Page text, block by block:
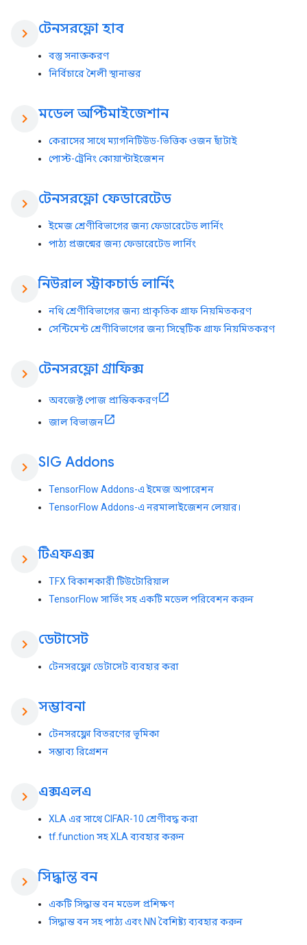
chevron_right টেনসরফ্লো হাব
বস্তু সনাক্তকরণ
নির্বিচারে শৈলী স্থানান্তর
chevron_right মডেল অপ্টিমাইজেশান
কেরাসের সাথে ম্যাগনিটিউড-ভিত্তিক ওজন ছাঁটাই
পোস্ট-ট্রেনিং কোয়ান্টাইজেশন
chevron_right টেনসরফ্লো ফেডারেটেড
ইমেজ শ্রেণীবিভাগের জন্য ফেডারেটেড লার্নিং
পাঠ্য প্রজন্মের জন্য ফেডারেটেড লার্নিং
chevron_right নিউরাল স্ট্রাকচার্ড লার্নিং
নথি শ্রেণীবিভাগের জন্য প্রাকৃতিক গ্রাফ নিয়মিতকরণ
সেন্টিমেন্ট শ্রেণীবিভাগের জন্য সিন্থেটিক গ্রাফ নিয়মিতকরণ
chevron_right টেনসরফ্লো গ্রাফিক্স
অবজেক্ট পোজ প্রান্তিককরণ
জাল বিভাজন
chevron_right SIG Addons
TensorFlow Addons-এ ইমেজ অপারেশন
TensorFlow Addons-এ নরমালাইজেশন লেয়ার।
chevron_right টিএফএক্স
TFX বিকাশকারী টিউটোরিয়াল
TensorFlow সার্ভিং সহ একটি মডেল পরিবেশন করুন
chevron_right ডেটাসেট
টেনসরফ্লো ডেটাসেট ব্যবহার করা
chevron_right সম্ভাবনা
টেনসরফ্লো বিতরণের ভূমিকা
সম্ভাব্য রিগ্রেশন
chevron_right এক্সএলএ
XLA এর সাথে CIFAR-10 শ্রেণীবদ্ধ করা
tf.function সহ XLA ব্যবহার করুন
chevron_right সিদ্ধান্ত বন
একটি সিদ্ধান্ত বন মডেল প্রশিক্ষণ
সিদ্ধান্ত বন সহ পাঠ্য এবং NN বৈশিষ্ট্য ব্যবহার করুন